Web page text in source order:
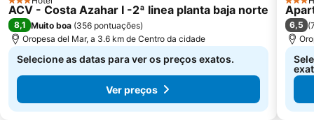
3 Estrelas
ACV - Costa Azahar I -2ª linea planta baja norte
8,1 Muito boa (356 pontuações)
Oropesa del Mar, a 3.6 km de Centro da cidade
Selecione as datas para ver os preços exatos.
Ver preços
3
6,5 (